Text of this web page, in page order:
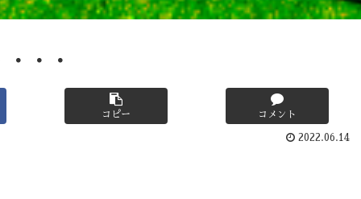
・・
コピー コメント
2022.06.14